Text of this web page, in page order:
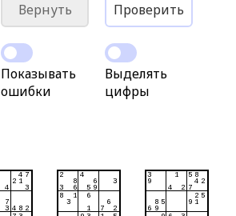
Вернуть Проверить
Показывать
ошибки
Выделять
цифры